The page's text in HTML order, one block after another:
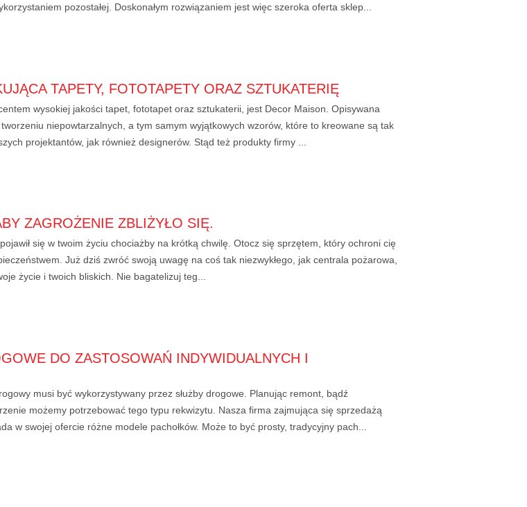
pozostałej. Doskonałym rozwiązaniem jest więc szeroka oferta sklep...
TAPETY, FOTOTAPETY ORAZ SZTUKATERIĘ
wysokiej jakości tapet, fototapet oraz sztukaterii, jest Decor Maison. Opisywana
niepowtarzalnych, a tym samym wyjątkowych wzorów, które to kreowane są tak
projektantów, jak również designerów. Stąd też produkty firmy ...
ZAGROŻENIE ZBLIŻYŁO SIĘ.
się w twoim życiu chociażby na krótką chwilę. Otocz się sprzętem, który ochroni cię
Już dziś zwróć swoją uwagę na coś tak niezwykłego, jak centrala pożarowa,
życie i twoich bliskich. Nie bagatelizuj teg...
DO ZASTOSOWAŃ INDYWIDUALNYCH I
musi być wykorzystywany przez służby drogowe. Planując remont, bądź
możemy potrzebować tego typu rekwizytu. Nasza firma zajmująca się sprzedażą
w swojej ofercie różne modele pachołków. Może to być prosty, tradycyjny pach...